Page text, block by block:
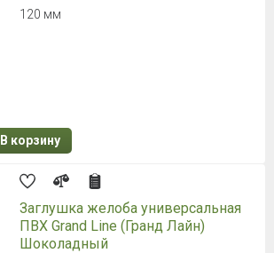
120 мм
В корзину
Заглушка желоба универсальная
ПВХ Grand Line (Гранд Лайн)
Шоколадный